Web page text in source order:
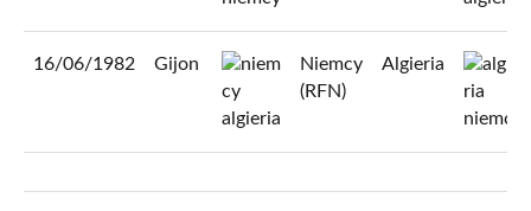
16/06/1982 Gijon
Niemcy
(RFN)
Algieria